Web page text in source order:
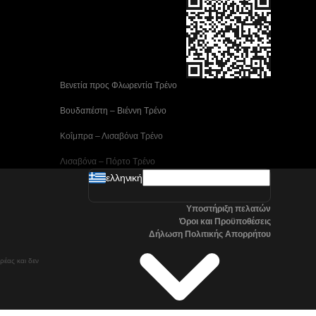
Βενετία προς Φλωρεντία Τρένο
Βουδαπέστη – Βιέννη Tρένο
Κοΐμπρα – Λισαβόνα Τρένο
Λισαβόνα – Πόρτο Tρένο
Μαδρίτη προς Αλικάντε Τρένα
Στοκχόλμη προς Γκέτεμποργκ Τρένα
Τρένα Τσανγκγουόν προς Σεούλ
Όσλο προς Στοκχόλμη Τρένα μεγάλης ταχύτητας
και δεν
ελληνική
Υποστήριξη πελατών
Όροι και Προϋποθέσεις
Δήλωση Πολιτικής Απορρήτου